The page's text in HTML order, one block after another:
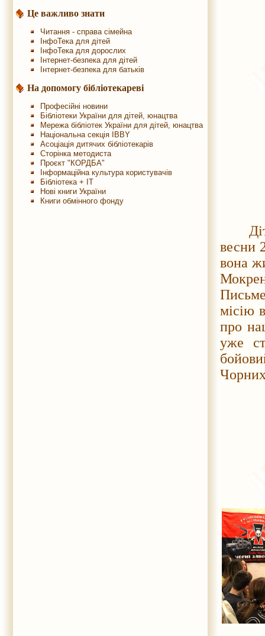
Це важливо знати
Читання - справа сімейна
ІнфоТека для дітей
ІнфоТека для дорослих
Інтернет-безпека для дітей
Інтернет-безпека для батьків
На допомогу бібліотекареві
Професійні новини
Бібліотеки України для дітей, юнацтва
Мережа бібліотек України для дітей, юнацтва
Національна секція IBBY
Асоціація дитячих бібліотекарів
Сторінка методиста
Проєкт "КОРДБА"
Інформаційна культура користувачів
Бібліотека + IT
Нові книги України
Книги обмінного фонду
Діти
весни
вона
місію
про
уже